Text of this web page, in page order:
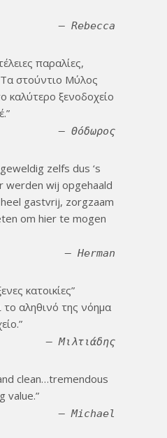
Rebecca
παραλίες,
Τα στούντιο Μύλος
καλύτερο ξενοδοχείο
Θόδωρος
zelfs dus ‘s
werden wij opgehaald
gastvrij, zorgzaam
om hier te mogen
Herman
κατοικίες”
το αληθινό της νόημα
Μιλτιάδης
clean…tremendous
value.
Michael